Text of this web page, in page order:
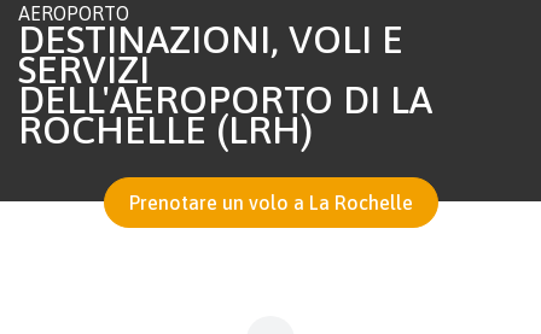
AEROPORTO
DESTINAZIONI, VOLI E
SERVIZI
DELL'AEROPORTO DI LA
ROCHELLE (LRH)
Prenotare un volo a La Rochelle